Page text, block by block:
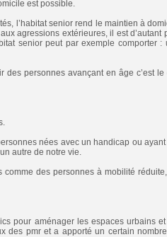
est possible.
l’habitat senior rend le maintien à
agressions extérieures, il est d’autant
senior peut par exemple comporter :
des personnes avançant en âge c’est le
nées avec un handicap ou ayant
autre de notre vie.
des personnes à mobilité
pour aménager les espaces urbains
des pmr et a apporté un certain